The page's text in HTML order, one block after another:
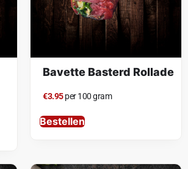
Bavette Basterd Rollade
€3.95per 100 gram
Bestellen